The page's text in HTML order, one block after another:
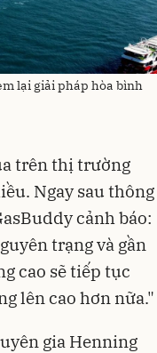
lại giải pháp hòa bình
trên thị trường
Ngay sau thông
cảnh báo:
trạng và gần
cao sẽ tiếp tục
lên cao hơn nữa."
gia Henning